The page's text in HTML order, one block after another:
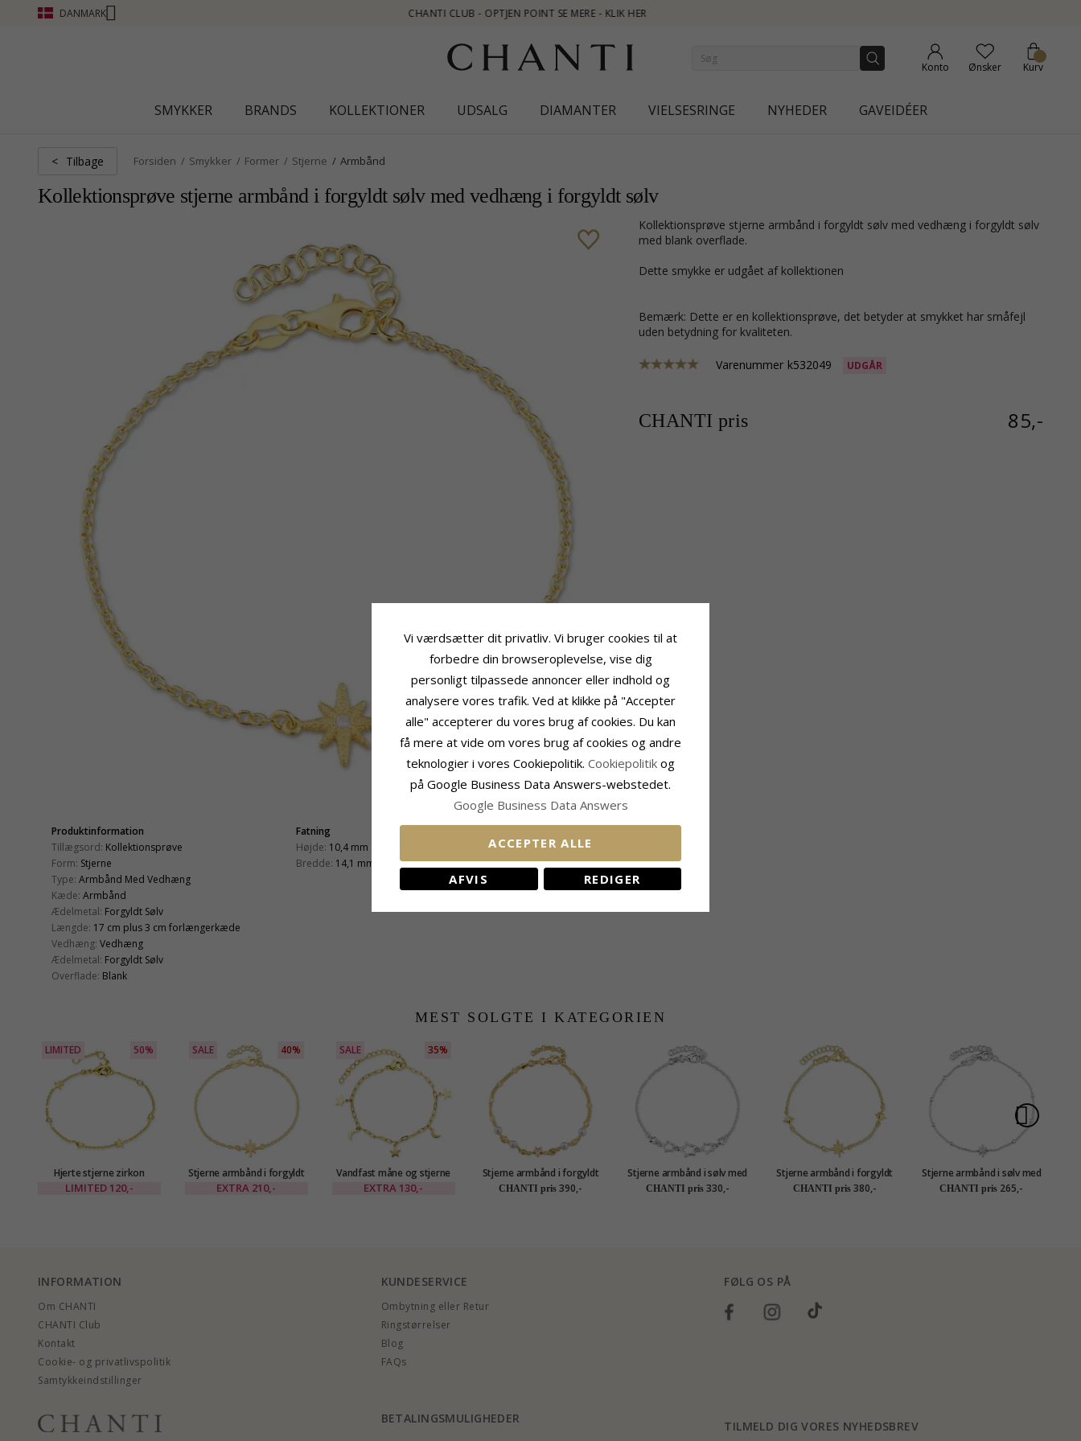
DANMARK
Konto Ønsker Kurv
SMYKKER BRANDS KOLLEKTIONER UDSALG DIAMANTER VIELSESRINGE NYHEDER GAVEIDÉER
< Tilbage Forsiden Smykker Former Stjerne Armbånd
Kollektionsprøve stjerne armbånd i forgyldt sølv med vedhæng i forgyldt sølv
Kollektionsprøve stjerne armbånd i forgyldt sølv med vedhæng i forgyldt sølv
med blank overflade.
Dette smykke er udgået af kollektionen
Bemærk: Dette er en kollektionsprøve, det betyder at smykket har småfejl
uden betydning for kvaliteten.
Varenummer k532049 UDGÅR
CHANTI pris 85,-
Produktinformation
Tillægsord: Kollektionsprøve
Form: Stjerne
Type: Armbånd Med Vedhæng
Kæde: Armbånd
Ædelmetal: Forgyldt Sølv
Længde: 17 cm plus 3 cm forlængerkæde
Vedhæng: Vedhæng
Ædelmetal: Forgyldt Sølv
Overflade: Blank
Fatning
Højde: 10,4 mm
Bredde: 14,1 mm
Leveringstid:
MEST SOLGTE I KATEGORIEN
LIMITED 50%
Hjerte stjerne zirkon
armbånd i forgyldt messing
LIMITED 120,-
SALE 40%
Stjerne armbånd i forgyldt
sølv med vedhæng i
EXTRA 210,-
SALE 35%
Vandfast måne og stjerne
armbånd i forgyldt stål -
EXTRA 130,-
Stjerne armbånd i forgyldt
sølv med vedhæng i Rustfrit
stål
CHANTI pris 390,-
Stjerne armbånd i sølv med
vedhæng i sølv
CHANTI pris 330,-
Stjerne armbånd i forgyldt
sølv
CHANTI pris 380,-
Stjerne armbånd i sølv med
vedhæng i sølv
CHANTI pris 265,-
INFORMATION
Om CHANTI
CHANTI Club
Kontakt
Cookie- og privatlivspolitik
Samtykkeindstillinger
KUNDESERVICE
Ombytning eller Retur
Ringstørrelser
Blog
FAQs
FØLG OS PÅ
BETALINGSMULIGHEDER
TILMELD DIG VORES NYHEDSBREV
Vi værdsætter dit privatliv. Vi bruger cookies til at
forbedre din browseroplevelse, vise dig
personligt tilpassede annoncer eller indhold og
analysere vores trafik. Ved at klikke på "Accepter
alle" accepterer du vores brug af cookies. Du kan
få mere at vide om vores brug af cookies og andre
teknologier i vores Cookiepolitik. Cookiepolitik og
på Google Business Data Answers-webstedet.
Google Business Data Answers
ACCEPTER ALLE
AFVIS REDIGER